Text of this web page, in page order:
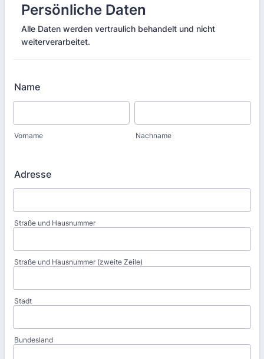
Persönliche Daten
Alle Daten werden vertraulich behandelt und nicht
weiterverarbeitet.
Name
Vorname Nachname
Adresse
Straße und Hausnummer
Straße und Hausnummer (zweite Zeile)
Stadt
Bundesland